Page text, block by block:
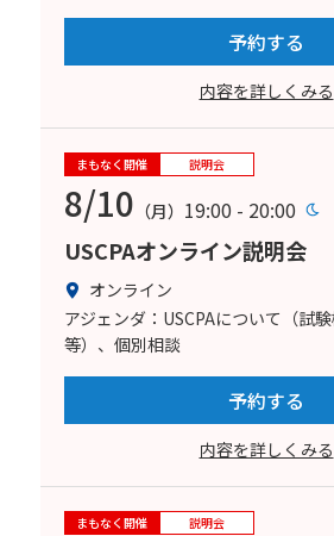
予約する
内容を詳しくみる
まもなく開催 説明会
8/10 （月） 19:00 - 20:00
USCPAオンライン説明会
オンライン
アジェンダ：USCPAについて（試
等）、個別相談
予約する
内容を詳しくみる
まもなく開催 説明会